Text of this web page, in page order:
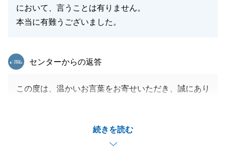
において、言うことは有りません。
本当に有難うございました。
続きを読む
東急リバブル
センターからの返答
この度は、温かいお言葉をお寄せいただき、誠にあり
変嬉しく拝読いたしました。
「言うことは有りません」という最大のお褒めの言葉